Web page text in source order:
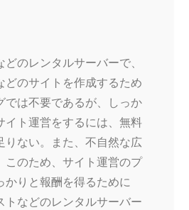
どのレンタルサーバーで、
どのサイトを作成するため
では不要であるが、しっか
イト運営をするには、無料
りない。また、不自然な広
このため、サイト運営のプ
かりと報酬を得るために
トなどのレンタルサーバー